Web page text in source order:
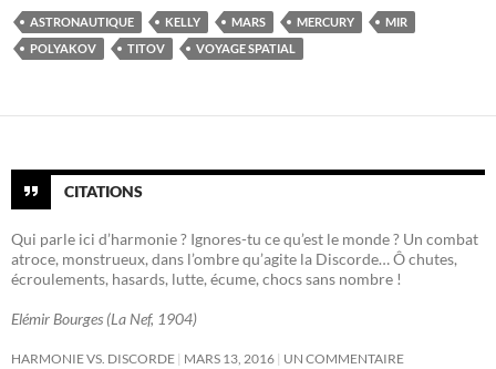
ASTRONAUTIQUE KELLY MARS MERCURY
MIR
POLYAKOV
TITOV VOYAGE SPATIAL
CITATIONS
Qui parle ici d’harmonie ? Ignores-tu ce qu’est le monde ? Un combat
atroce, monstrueux, dans l’ombre qu’agite la Discorde… Ô chutes,
écroulements, hasards, lutte, écume, chocs sans nombre !
Elémir Bourges (La Nef, 1904)
HARMONIE VS. DISCORDE MARS 13, 2016 UN COMMENTAIRE